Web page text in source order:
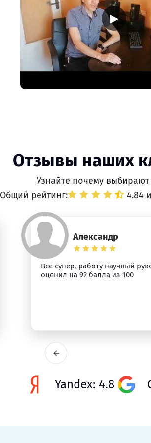
▶
Отзывы наших
Узнайте почему выбирают
Общий рейтинг:
4.84
Александр
Все супер, работу научный
оценил на 92 балла из 100
Yandex: 4.8